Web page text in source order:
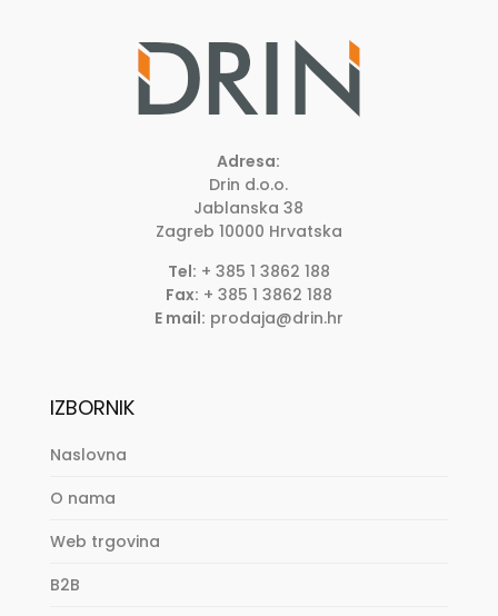
Adresa:
Drin d.o.o.
Jablanska 38
Zagreb 10000 Hrvatska
Tel: + 385 1 3862 188
Fax: + 385 1 3862 188
E mail: prodaja@drin.hr
IZBORNIK
Naslovna
O nama
Web trgovina
B2B